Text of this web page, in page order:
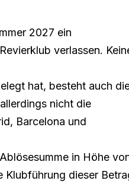
2027 ein
verlassen.
hat, besteht auch
nicht die
Barcelona und
in Höhe
Klubführung dieser